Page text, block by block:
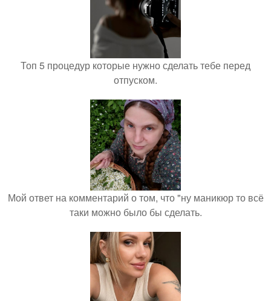
Топ 5 процедур которые нужно сделать тебе перед
отпуском.
Мой ответ на комментарий о том, что "ну маникюр то всё
таки можно было бы сделать.